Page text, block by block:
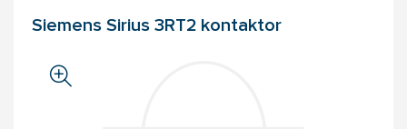
Siemens Sirius 3RT2 kontaktor